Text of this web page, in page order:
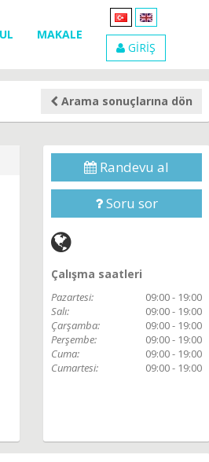
GİRİŞ
MAKALE
Arama sonuçlarına dön
Randevu al
Soru sor
Çalışma saatleri
Pazartesi:
09:00 - 19:00
Salı:
09:00 - 19:00
Çarşamba:
09:00 - 19:00
Perşembe:
09:00 - 19:00
Cuma:
09:00 - 19:00
Cumartesi:
09:00 - 19:00